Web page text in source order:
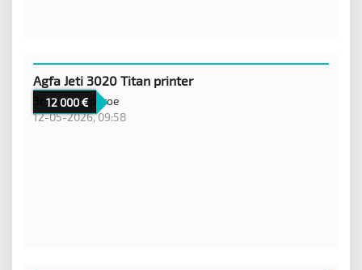
12 000
Agfa Jeti 3020 Titan printer
Эстония,Другое
12-05-2026, 09:58